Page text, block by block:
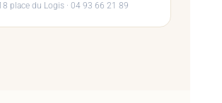
place du Logis · 04 93 66 21 89